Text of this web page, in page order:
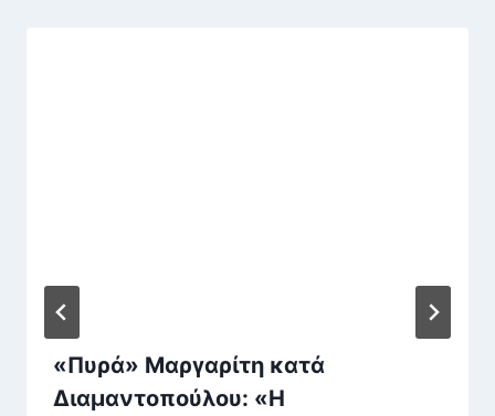
«Πυρά» Μαργαρίτη κατά
Διαμαντοπούλου: «Η